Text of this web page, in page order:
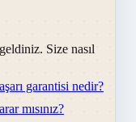
Size nasıl
garantisi nedir?
mısınız?